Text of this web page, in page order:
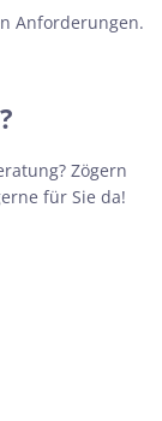
Anforderungen.
Zögern
für Sie da!